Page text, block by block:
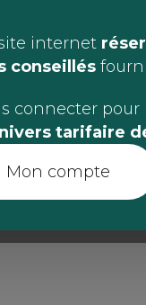
internet
conseillés
connecter pour
tarifaire
Mon compte